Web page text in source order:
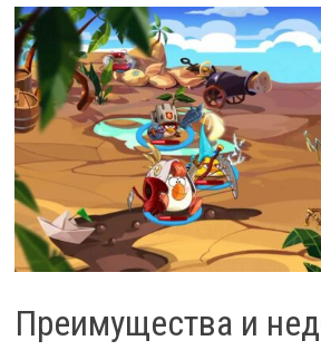
Преимущества и